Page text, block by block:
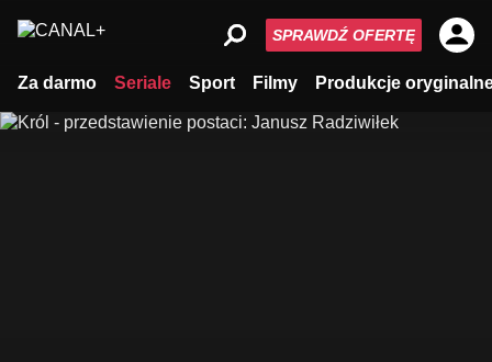
Za darmo Seriale Sport Filmy Produkcje
SPRAWDŹ OFERTĘ